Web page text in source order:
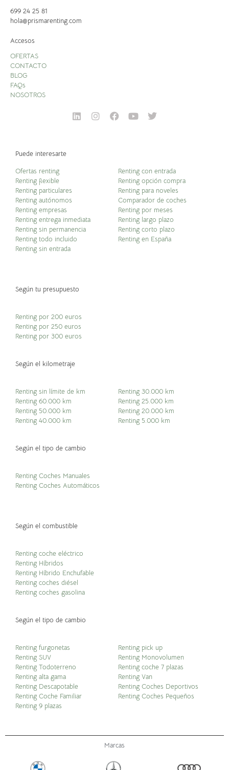
699 24 25 81
hola@prismarenting.com
Accesos
OFERTAS
CONTACTO
BLOG
FAQs
NOSOTROS
Puede interesarte
Ofertas renting
Renting flexible
Renting particulares
Renting autónomos
Renting empresas
Renting entrega inmediata
Renting sin permanencia
Renting todo incluido
Renting sin entrada
Renting con entrada
Renting opción compra
Renting para noveles
Comparador de coches
Renting por meses
Renting largo plazo
Renting corto plazo
Renting en España
Según tu presupuesto
Renting por 200 euros
Renting por 250 euros
Renting por 300 euros
Según el kilometraje
Renting sin límite de km
Renting 60.000 km
Renting 50.000 km
Renting 40.000 km
Renting 30.000 km
Renting 25.000 km
Renting 20.000 km
Renting 5.000 km
Según el tipo de cambio
Renting Coches Manuales
Renting Coches Automáticos
Según el combustible
Renting coche eléctrico
Renting Híbridos
Renting Híbrido Enchufable
Renting coches diésel
Renting coches gasolina
Según el tipo de cambio
Renting furgonetas
Renting SUV
Renting Todoterreno
Renting alta gama
Renting Descapotable
Renting Coche Familiar
Renting 9 plazas
Renting pick up
Renting Monovolumen
Renting coche 7 plazas
Renting Van
Renting Coches Deportivos
Renting Coches Pequeños
Marcas